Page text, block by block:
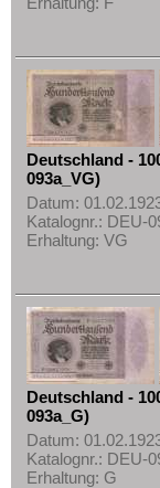
Deutschland -
093a_VG)
Datum:
Katalognr.: DEU-
Erhaltung: VG
Deutschland -
093a_G)
Datum:
Katalognr.: DEU-
Erhaltung: G